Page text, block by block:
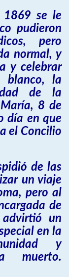
1869 se le
pudieron
pero
normal, y
y celebrar
blanco, la
de la
8 de
día en que
el Concilio
de las
un viaje
pero al
de
advirtió un
en la
y
muerto.